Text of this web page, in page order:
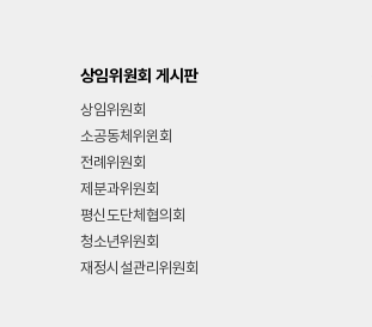
상임위원회 게시판
상임위원회
소공동체위윈회
전례위원회
제분과위원회
평신도단체협의회
청소년위원회
재정시설관리위원회